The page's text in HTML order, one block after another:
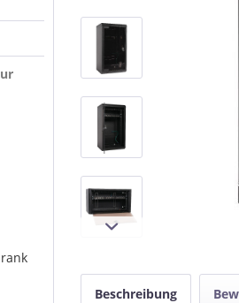
Beschreibung